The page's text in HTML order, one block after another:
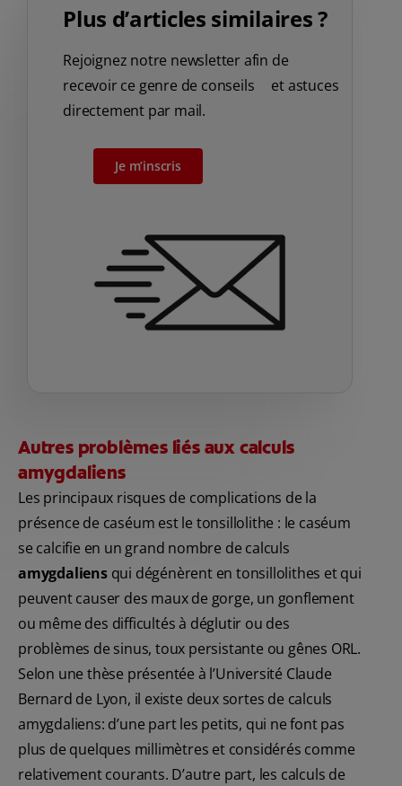
Plus d’articles similaires ?
Rejoignez notre newsletter afin de
recevoir ce genre de conseils et astuces
directement par mail.
Je m’inscris
Autres problèmes liés aux calculs
amygdaliens
Les principaux risques de complications de la
présence de caséum est le tonsillolithe : le caséum
se calcifie en un grand nombre de calculs
amygdaliensqui dégénèrent en tonsillolithes et qui
peuvent causer des maux de gorge, un gonflement
ou même des difficultés à déglutir ou des
problèmes de sinus, toux persistante ou gênes ORL.
Selon une thèse présentée à l’Université Claude
Bernard de Lyon, il existe deux sortes de calculs
amygdaliens: d’une part les petits, qui ne font pas
plus de quelques millimètres et considérés comme
relativement courants. D’autre part, les calculs de